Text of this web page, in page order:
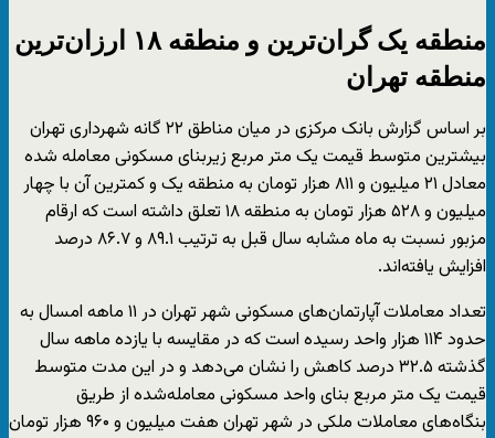
منطقه یک گران‌ترین و منطقه ۱۸ ارزان‌ترین
منطقه تهران
بر اساس گزارش بانک مرکزی در میان مناطق ۲۲ گانه شهرداری تهران
بیشترین متوسط قیمت یک متر مربع زیربنای مسکونی معامله شده
معادل ۲۱ میلیون و ۸۱۱ هزار تومان به منطقه یک و کمترین آن با چهار
میلیون و ۵۲۸ هزار تومان به منطقه ۱۸ تعلق داشته است که ارقام
مزبور نسبت به ماه مشابه سال قبل به ترتیب ۸۹.۱ و ۸۶.۷ درصد
افزایش یافته‌اند.
تعداد معاملات آپارتمان‌های مسکونی شهر تهران در ۱۱ ماهه امسال به
حدود ۱۱۴ هزار واحد رسیده است که در مقایسه با یازده ماهه سال
گذشته ۳۲.۵ درصد کاهش را نشان می‌دهد و در این مدت متوسط
قیمت یک متر مربع بنای واحد مسکونی معامله‌شده از طریق
بنگاه‌های معاملات ملکی در شهر تهران هفت میلیون و ۹۶۰ هزار تومان